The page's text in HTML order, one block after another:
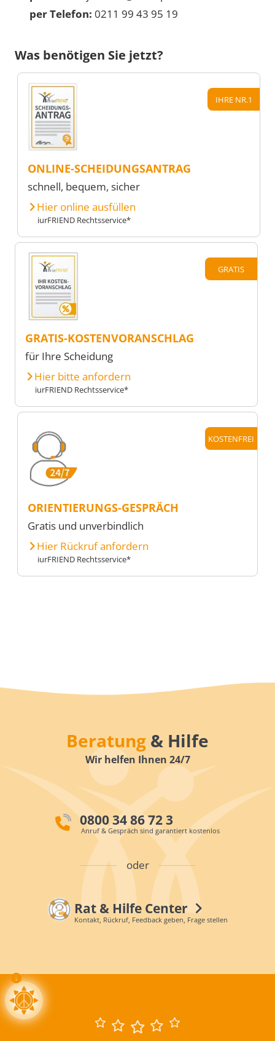
per Telefon: 0211 99 43 95 19
Was benötigen Sie jetzt?
IHRE NR.1
ONLINE-SCHEIDUNGSANTRAG
schnell, bequem, sicher
Hier online ausfüllen
iurFRIEND Rechtsservice*
GRATIS
GRATIS-KOSTENVORANSCHLAG
für Ihre Scheidung
Hier bitte anfordern
iurFRIEND Rechtsservice*
KOSTENFREI
ORIENTIERUNGS-GESPRÄCH
Gratis und unverbindlich
Hier Rückruf anfordern
iurFRIEND Rechtsservice*
Beratung & Hilfe
Wir helfen Ihnen 24/7
0800 34 86 72 3
Anruf & Gespräch sind garantiert kostenlos
oder
Rat & Hilfe Center
Kontakt, Rückruf, Feedback geben, Frage stellen